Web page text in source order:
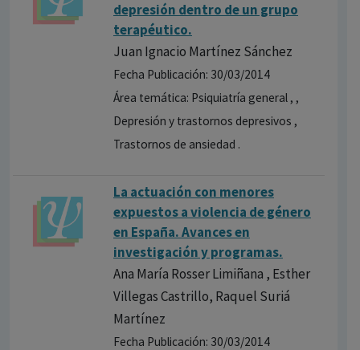
depresión dentro de un grupo
terapéutic​o.
Juan Ignacio Martínez Sánchez
Fecha Publicación: 30/03/2014
Área temática: Psiquiatría general , ,
Depresión y trastornos depresivos ,
Trastornos de ansiedad .
La actuación con menores
expuestos a violencia de género
en España. Avances en
investigación y programas.
Ana María Rosser Limiñana , Esther
Villegas Castrillo, Raquel Suriá
Martínez
Fecha Publicación: 30/03/2014